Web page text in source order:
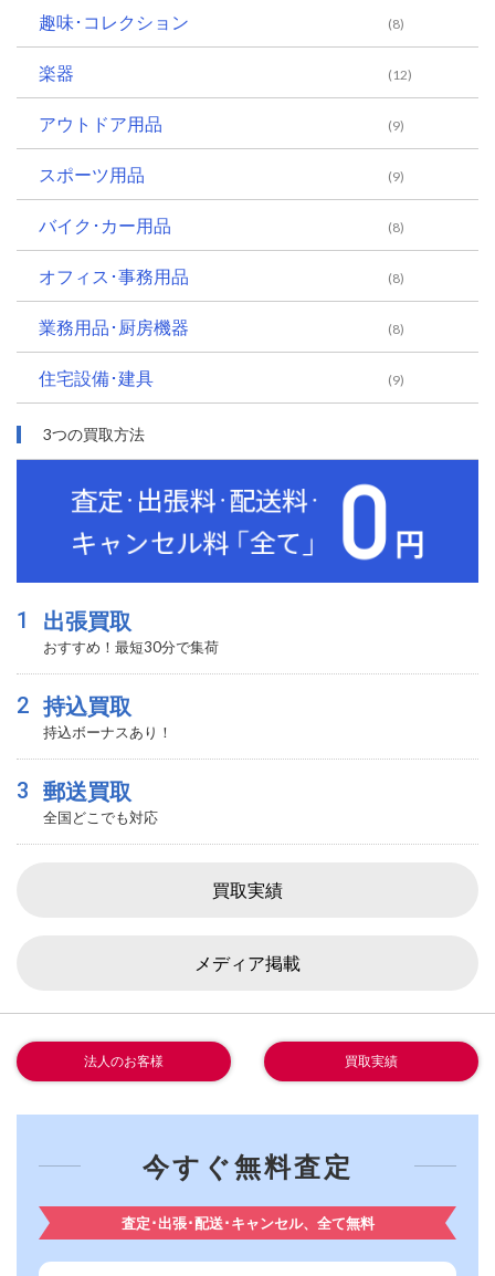
趣味･コレクション (8)
楽器 (12)
アウトドア用品 (9)
スポーツ用品 (9)
バイク･カー用品 (8)
オフィス･事務用品 (8)
業務用品･厨房機器 (8)
住宅設備･建具 (9)
3つの買取方法
1 出張買取
おすすめ！最短30分で集荷
2 持込買取
持込ボーナスあり！
3 郵送買取
全国どこでも対応
買取実績
メディア掲載
法人のお客様 買取実績
今すぐ無料査定
査定･出張･配送･キャンセル、全て無料